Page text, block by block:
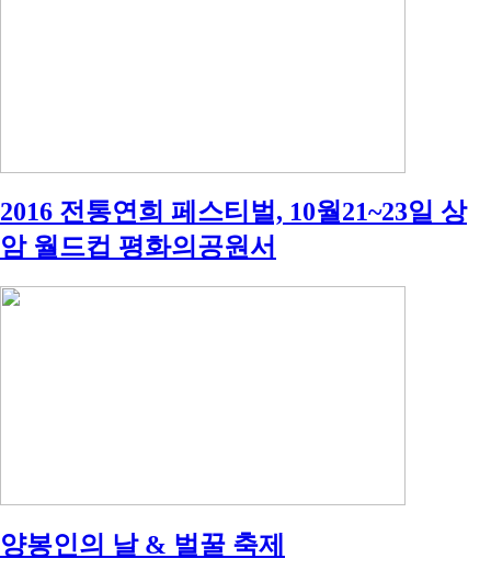
2016 전통연희 페스티벌, 10월21~23일 상
암 월드컵 평화의공원서
양봉인의 날 & 벌꿀 축제